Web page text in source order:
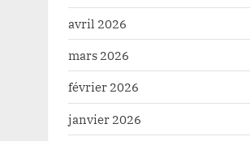
avril 2026
mars 2026
février 2026
janvier 2026